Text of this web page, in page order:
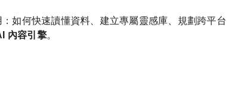
如何快速讀懂資料、建立專屬靈感庫、規劃跨平台
內容引擎。